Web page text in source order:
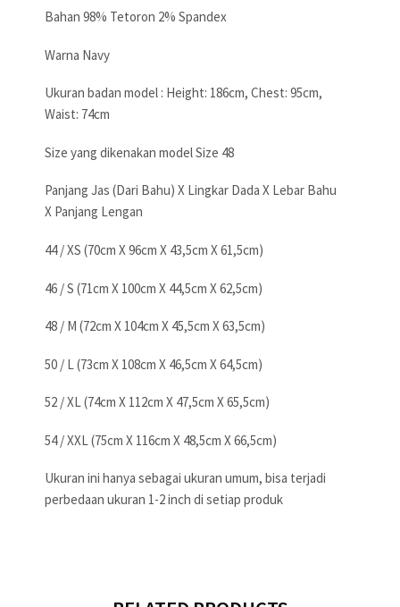
Bahan 98% Tetoron 2% Spandex
Warna Navy
Ukuran badan model : Height: 186cm, Chest: 95cm,
Waist: 74cm
Size yang dikenakan model Size 48
Panjang Jas (Dari Bahu) X Lingkar Dada X Lebar Bahu
X Panjang Lengan
44 / XS (70cm X 96cm X 43,5cm X 61,5cm)
46 / S (71cm X 100cm X 44,5cm X 62,5cm)
48 / M (72cm X 104cm X 45,5cm X 63,5cm)
50 / L (73cm X 108cm X 46,5cm X 64,5cm)
52 / XL (74cm X 112cm X 47,5cm X 65,5cm)
54 / XXL (75cm X 116cm X 48,5cm X 66,5cm)
Ukuran ini hanya sebagai ukuran umum, bisa terjadi
perbedaan ukuran 1-2 inch di setiap produk